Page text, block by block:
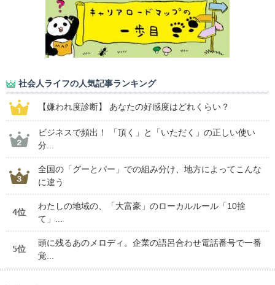
社会人ライフの人気記事ランキング
【嫌われ度診断】 あなたの好感度はどれくらい？
ビジネスで頻出！ 「頂く」と「いただく」の正しい使い
分...
全国の「グーとパー」での組み分け、地方によってこんな
に違う
4位
わたしの地域の、「大富豪」のローカルルール「10捨
て」...
5位
頭に残るあのメロディ。企業の語呂合わせ電話番号で一番
覚...